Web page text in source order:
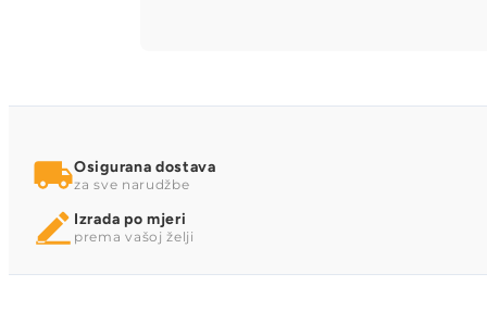
Osigurana dostava
za sve narudžbe
Izrada po mjeri
prema vašoj želji